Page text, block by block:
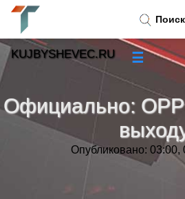
Официально:
Опубликовано: 03:00,
Поиск
KUJBYSHEVEC.RU ☰
»
Тренды новостей»
»